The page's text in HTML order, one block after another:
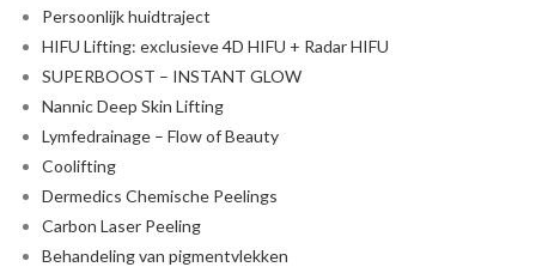
Persoonlijk huidtraject
HIFU Lifting: exclusieve 4D HIFU + Radar HIFU
SUPERBOOST – INSTANT GLOW
Nannic Deep Skin Lifting
Lymfedrainage – Flow of Beauty
Coolifting
Dermedics Chemische Peelings
Carbon Laser Peeling
Behandeling van pigmentvlekken